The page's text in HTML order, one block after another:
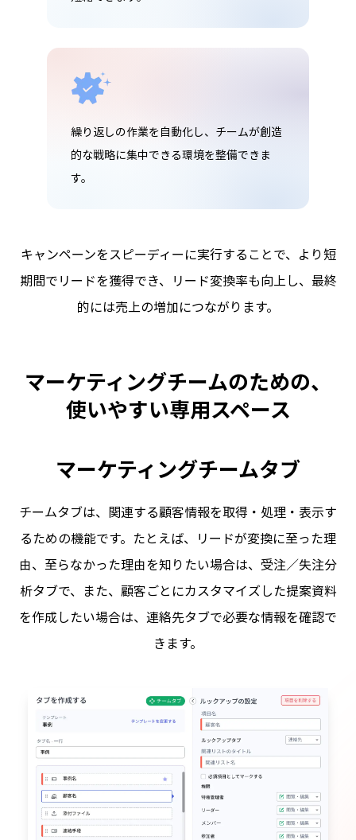
繰り返しの作業を自動化し、チームが創造
的な戦略に集中できる環境を整備できま
す。
キャンペーンをスピーディーに実行することで、より短
期間でリードを獲得でき、リード変換率も向上し、最終
的には売上の増加につながります。
マーケティングチームのための、
使いやすい専用スペース
マーケティングチームタブ
チームタブは、関連する顧客情報を取得・処理・表示す
るための機能です。たとえば、リードが変換に至った理
由、至らなかった理由を知りたい場合は、受注／失注分
析タブで、また、顧客ごとにカスタマイズした提案資料
を作成したい場合は、連絡先タブで必要な情報を確認で
きます。